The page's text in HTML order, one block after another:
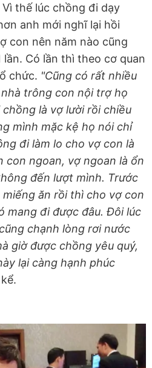
thế lúc chồng đi dạy
anh mới nghĩ lại hồi
con nên năm nào cũng
Có lần thì theo cơ quan
chức. "Cũng có rất nhiều
trông con nội trợ họ
là vợ lười rồi chiều
mình mặc kệ họ nói chỉ
đi làm lo cho vợ con là
con ngoan, vợ ngoan là ổn
đến lượt mình. Trước
ăn rồi thì cho vợ con
mang đi được đâu. Đôi lúc
chạnh lòng rơi nước
giờ được chồng yêu quý,
lại càng hạnh phúc